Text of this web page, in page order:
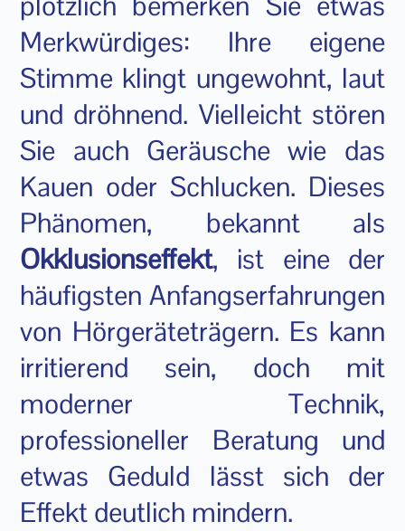
Merkwürdiges: Ihre eigene
Stimme klingt ungewohnt, laut
und dröhnend. Vielleicht stören
Sie auch Geräusche wie das
Kauen oder Schlucken. Dieses
Phänomen, bekannt als
Okklusionseffekt, ist eine der
häufigsten Anfangserfahrungen
von Hörgeräteträgern. Es kann
irritierend sein, doch mit
moderner Technik,
professioneller Beratung und
etwas Geduld lässt sich der
Effekt deutlich mindern.